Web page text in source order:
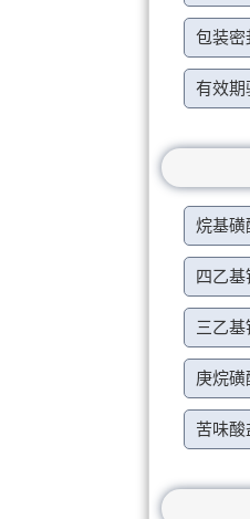
包装密
有效期
烷基磺
四乙基
三乙基
庚烷磺
苦味酸